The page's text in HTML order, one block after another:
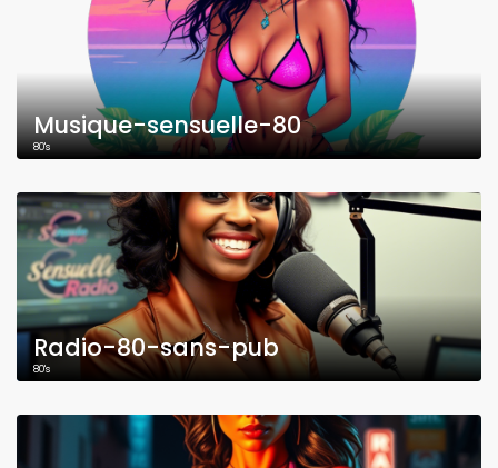
Musique-sensuelle-80
80's
Radio-80-sans-pub
80's